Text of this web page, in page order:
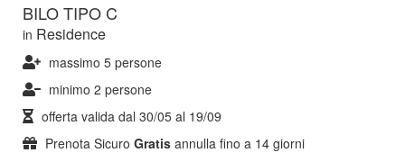
BILO TIPO C
in Residence
massimo 5 persone
minimo 2 persone
offerta valida dal 30/05 al 19/09
Prenota Sicuro Gratis annulla fino a 14 giorni